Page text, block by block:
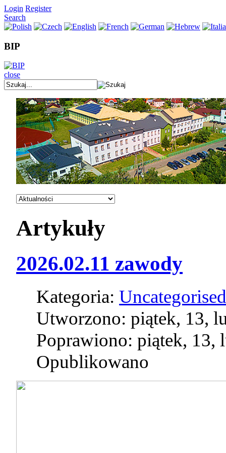
Login Register
Search
BIP
close
Artykuły
2026.02.11 zawody
Kategoria:
Utworzono: piątek, 13,
Poprawiono: piątek, 13,
Opublikowano